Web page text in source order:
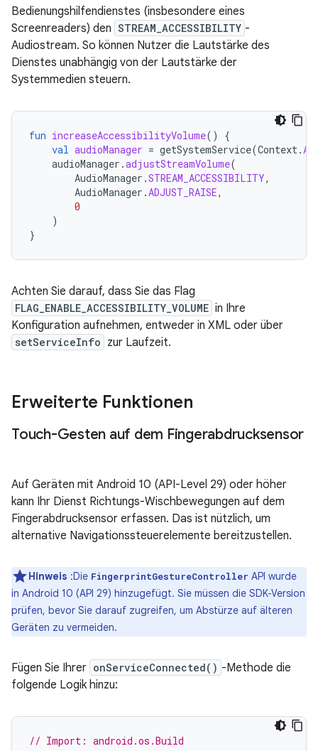
Bedienungshilfendienstes (insbesondere eines
Screenreaders) den STREAM_ACCESSIBILITY -
Audiostream. So können Nutzer die Lautstärke des
Dienstes unabhängig von der Lautstärke der
Systemmedien steuern.
fun increaseAccessibilityVolume()
{
val audioManager = getSystemService(Context.
audioManager .adjustStreamVolume(
AudioManager .STREAM_ACCESSIBILITY,
AudioManager .ADJUST_RAISE,
0
)
}
Achten Sie darauf, dass Sie das Flag
FLAG_ENABLE_ACCESSIBILITY_VOLUME in Ihre
Konfiguration aufnehmen, entweder in XML oder über
setServiceInfo zur Laufzeit.
Erweiterte Funktionen
Touch-Gesten auf dem Fin­gerabdrucksensor
Auf Geräten mit Android 10 (API-Level 29) oder höher
kann Ihr Dienst Richtungs-Wischbewegungen auf dem
Fingerabdrucksensor erfassen. Das ist nützlich, um
alternative Navigationssteuerelemente bereitzustellen.
Hinweis :Die FingerprintGestureController API wurde
in Android 10 (API 29) hinzugefügt. Sie müssen die SDK-Version
prüfen, bevor Sie darauf zugreifen, um Abstürze auf älteren
Geräten zu vermeiden.
Fügen Sie Ihrer onServiceConnected() -Methode die
folgende Logik hinzu:
// Import: android.os.Build